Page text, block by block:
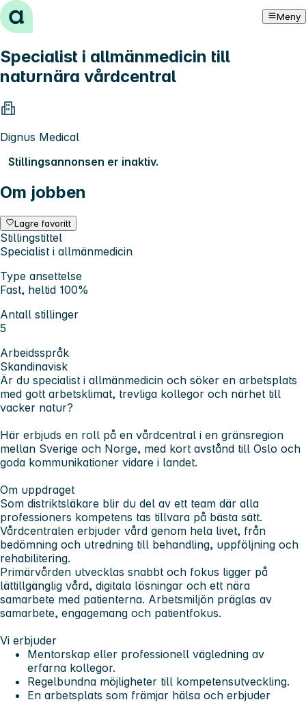
Hopp til innhold Meny
Specialist i allmänmedicin till
naturnära vårdcentral
Dignus Medical
Stillingsannonsen er inaktiv.
Om jobben
Lagre favoritt
Stillingstittel
Specialist i allmänmedicin
Type ansettelse
Fast, heltid 100%
Antall stillinger
5
Arbeidsspråk
Skandinavisk
Är du specialist i allmänmedicin och söker en arbetsplats
med gott arbetsklimat, trevliga kollegor och närhet till
vacker natur?
Här erbjuds en roll på en vårdcentral i en gränsregion
mellan Sverige och Norge, med kort avstånd till Oslo och
goda kommunikationer vidare i landet.
Om uppdraget
Som distriktsläkare blir du del av ett team där alla
professioners kompetens tas tillvara på bästa sätt.
Vårdcentralen erbjuder vård genom hela livet, från
bedömning och utredning till behandling, uppföljning och
rehabilitering.
Primärvården utvecklas snabbt och fokus ligger på
lättillgänglig vård, digitala lösningar och ett nära
samarbete med patienterna. Arbetsmiljön präglas av
samarbete, engagemang och patientfokus.
Vi erbjuder
Mentorskap eller professionell vägledning av
erfarna kollegor.
Regelbundna möjligheter till kompetensutveckling.
En arbetsplats som främjar hälsa och erbjuder